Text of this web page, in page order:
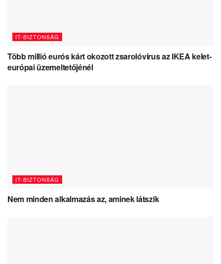
IT-BIZTONSÁG
Több millió eurós kárt okozott zsarolóvírus az IKEA kelet-
európai üzemeltetőjénél
IT-BIZTONSÁG
Nem minden alkalmazás az, aminek látszik